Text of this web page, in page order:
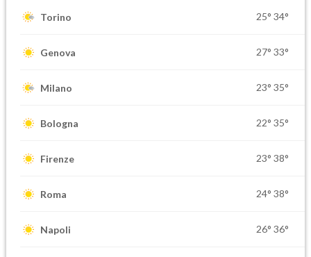
Torino 25° 34°
Genova 27° 33°
Milano 23° 35°
Bologna 22° 35°
Firenze 23° 38°
Roma 24° 38°
Napoli 26° 36°